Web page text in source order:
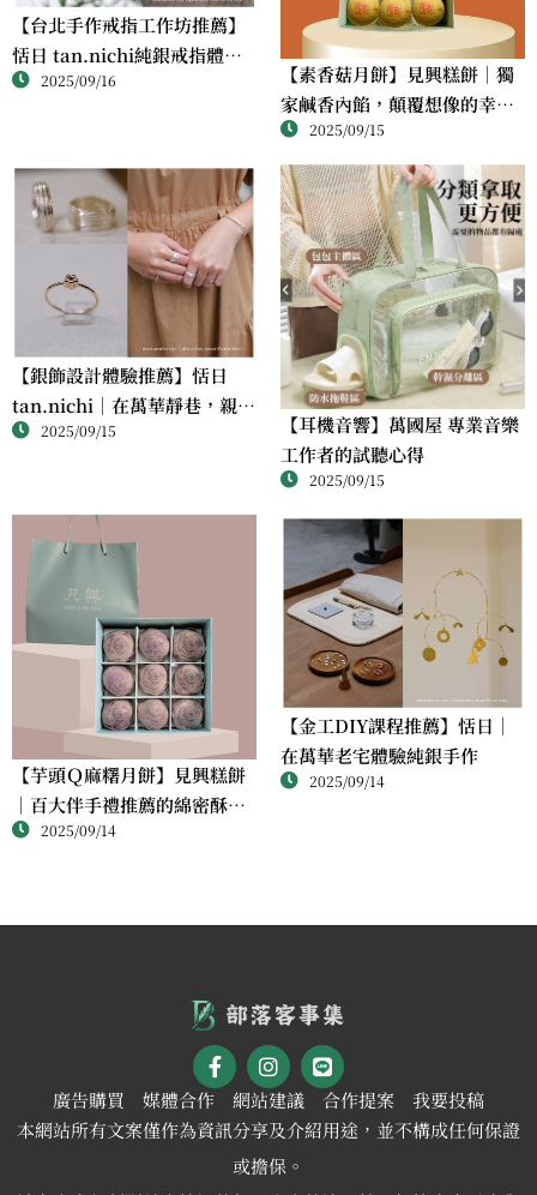
【台北手作戒指工作坊推薦】
恬日 tan.nichi純銀戒指體驗
｜情侶・朋友一起完成的金工
2025/09/16
【素香菇月餅】見興糕餅｜獨
家鹹香內餡，顛覆想像的幸福
滋味2025/09/15
【銀飾設計體驗推薦】恬日
tan.nichi｜在萬華靜巷，親手
完成屬於自己的銀戒
2025/09/15
【耳機音響】萬國屋 專業音樂
工作者的試聽心得
2025/09/15
【芋頭Ｑ麻糬月餅】見興糕餅
｜百大伴手禮推薦的綿密酥香
新體驗2025/09/14
【金工DIY課程推薦】恬日｜
在萬華老宅體驗純銀手作
2025/09/14
廣告購買 媒體合作 網站建議 合作提案
我要投稿
本網站所有文案僅作為資訊分享及介紹用途，並不構成任何保證
或擔保。